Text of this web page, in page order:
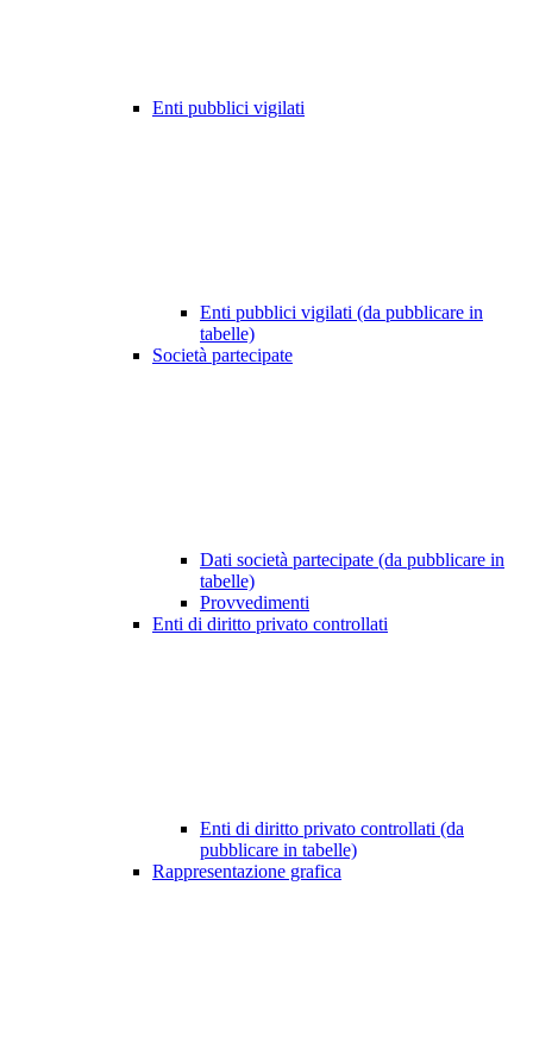
Enti pubblici vigilati
Enti pubblici vigilati (da pubblicare in
tabelle)
Società partecipate
Dati società partecipate (da pubblicare in
tabelle)
Provvedimenti
Enti di diritto privato controllati
Enti di diritto privato controllati (da
pubblicare in tabelle)
Rappresentazione grafica